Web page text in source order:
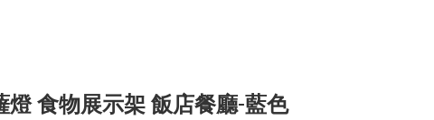
食物展示架 飯店餐廳-藍色